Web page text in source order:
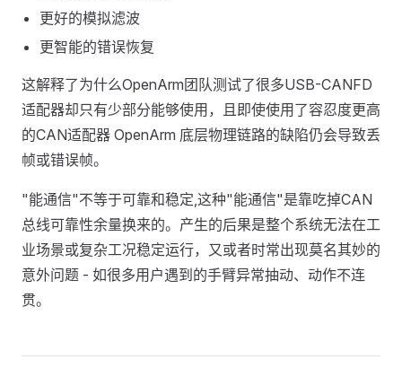
更好的模拟滤波
更智能的错误恢复
这解释了为什么OpenArm团队测试了很多USB-CANFD
适配器却只有少部分能够使用，且即使使用了容忍度更高
的CAN适配器 OpenArm 底层物理链路的缺陷仍会导致丢
帧或错误帧。
"能通信"不等于可靠和稳定,这种"能通信"是靠吃掉CAN
总线可靠性余量换来的。产生的后果是整个系统无法在工
业场景或复杂工况稳定运行，又或者时常出现莫名其妙的
意外问题 - 如很多用户遇到的手臂异常抽动、动作不连
贯。